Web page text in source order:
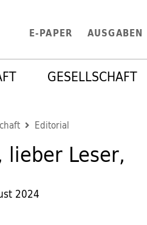
E-PAPER AUSGABEN
GESELLSCHAFT
Editorial
lieber Leser,
2024